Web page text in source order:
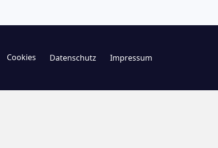
Cookies Datenschutz Impressum